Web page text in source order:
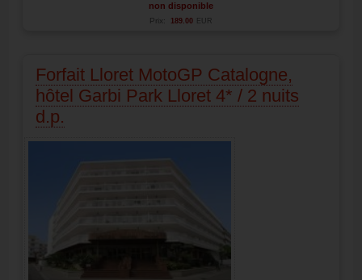
non disponible
Prix: 189.00 EUR
Forfait Lloret MotoGP Catalogne,
hôtel Garbi Park Lloret 4* / 2 nuits
d.p.